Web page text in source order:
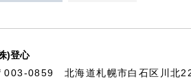
)登心
003-0859 北海道札幌市白石区川北